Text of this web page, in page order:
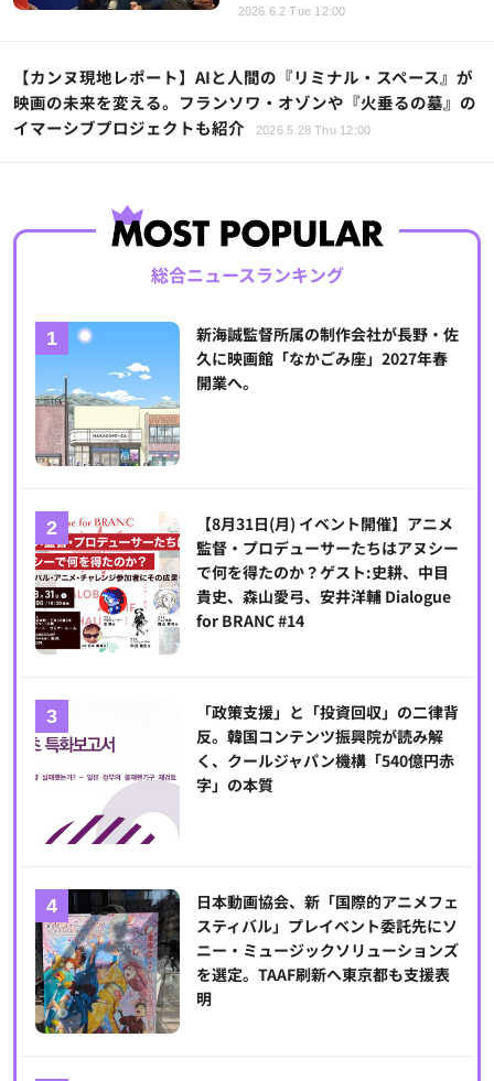
2026.6.2 Tue 12:00
【カンヌ現地レポート】AIと人間の『リミナル・スペース』が
映画の未来を変える。フランソワ・オゾンや『火垂るの墓』の
イマーシブプロジェクトも紹介
2026.5.28 Thu 12:00
総合ニュースランキング
新海誠監督所属の制作会社が長野・佐
久に映画館「なかごみ座」2027年春
開業へ。
【8月31日(月) イベント開催】アニメ
監督・プロデューサーたちはアヌシー
で何を得たのか？ゲスト:史耕、中目
貴史、森山愛弓、安井洋輔 Dialogue
for BRANC #14
「政策支援」と「投資回収」の二律背
反。韓国コンテンツ振興院が読み解
く、クールジャパン機構「540億円赤
字」の本質
日本動画協会、新「国際的アニメフェ
スティバル」プレイベント委託先にソ
ニー・ミュージックソリューションズ
を選定。TAAF刷新へ東京都も支援表
明